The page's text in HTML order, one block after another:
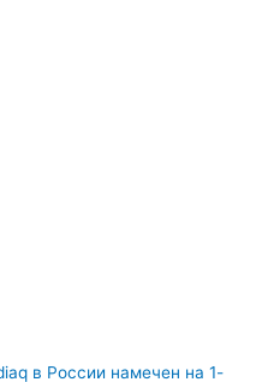
в России намечен на 1-